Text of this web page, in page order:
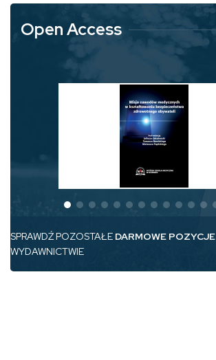
Open Access
SPRAWDŹ POZOSTAŁE DARMOWE POZYCJE
WYDAWNICTWIE